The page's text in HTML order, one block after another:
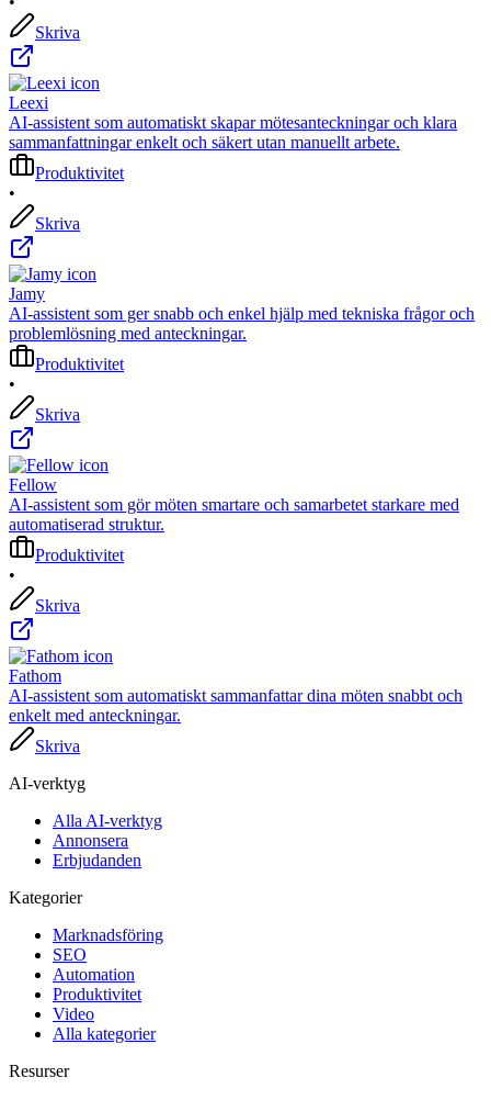
Skriva
Leexi
AI-assistent som automatiskt skapar mötesanteckningar och klara
sammanfattningar enkelt och säkert utan manuellt arbete.
Produktivitet
•
Skriva
Jamy
AI-assistent som ger snabb och enkel hjälp med tekniska frågor och
problemlösning med anteckningar.
Produktivitet
•
Skriva
Fellow
AI-assistent som gör möten smartare och samarbetet starkare med
automatiserad struktur.
Produktivitet
•
Skriva
Fathom
AI-assistent som automatiskt sammanfattar dina möten snabbt och
enkelt med anteckningar.
Skriva
AI-verktyg
Alla AI-verktyg
Annonsera
Erbjudanden
Kategorier
Marknadsföring
SEO
Automation
Produktivitet
Video
Alla kategorier
Resurser